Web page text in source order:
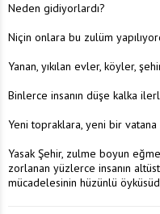
Neden gidiyorlardı?
Niçin onlara bu zulüm
Yanan, yıkılan evler, köyler,
Binlerce insanın düşe kalka
Yeni topraklara, yeni bir
Yasak Şehir, zulme boyun
zorlanan yüzlerce insanın altüst
mücadelesinin hüzünlü